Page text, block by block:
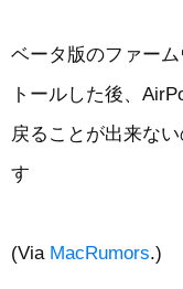
ベータ版のファー
トールした後、
戻ることが出来な
す
(Via MacRumors.)